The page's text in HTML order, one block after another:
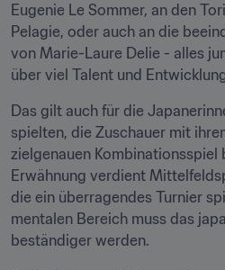
Eugenie Le Sommer, an den
Pelagie, oder auch an die
von Marie-Laure Delie - alles
über viel Talent und
Das gilt auch für die
spielten, die Zuschauer mit
zielgenauen Kombinationsspiel
Erwähnung verdient
die ein überragendes Turnier
mentalen Bereich muss das
beständiger werden.